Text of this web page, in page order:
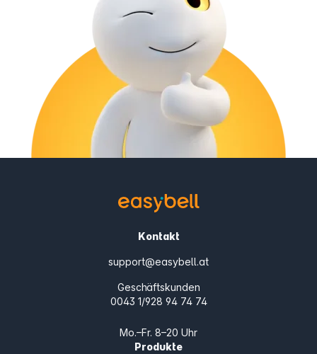
Kontakt
support@easybell.at
Geschäftskunden
0043 1/928 94 74 74
Mo.–Fr. 8–20 Uhr
Produkte